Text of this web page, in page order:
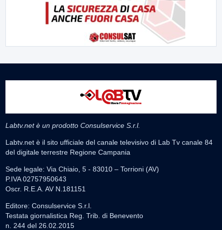
Labtv.net è un prodotto Consulservice S.r.l.
Labtv.net è il sito ufficiale del canale televisivo di Lab Tv canale 84
del digitale terrestre Regione Campania
Sede legale: Via Chiaio, 5 - 83010 – Torrioni (AV)
P.IVA 02757950643
Oscr. R.E.A. AV N.181151
Editore: Consulservice S.r.l.
Testata giornalistica Reg. Trib. di Benevento
n. 244 del 26.02.2015